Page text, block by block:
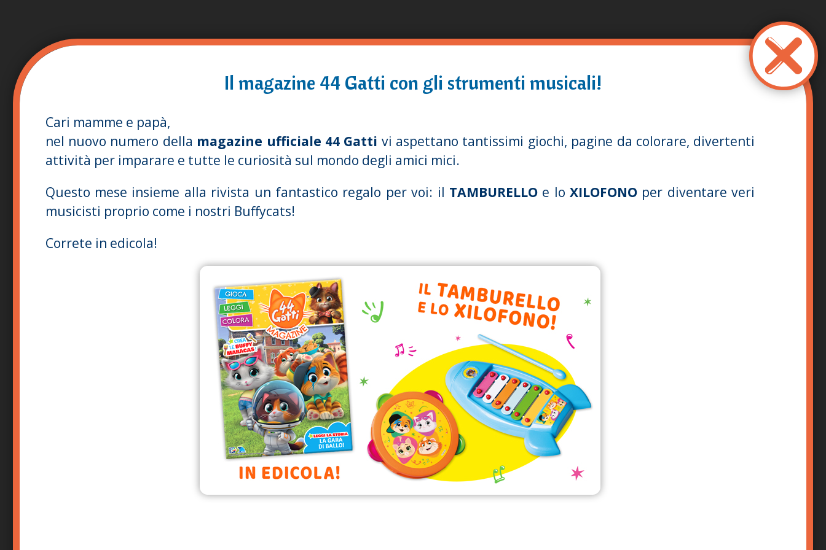
Inhalt
Il magazine 44 Gatti con gli strumenti musicali!
Cari mamme e papà,
nel nuovo numero della magazine ufficiale 44 Gatti vi aspettano tantissimi giochi, pagine da colorare, divertenti
attività per imparare e tutte le curiosità sul mondo degli amici mici.
Questo mese insieme alla rivista un fantastico regalo per voi: il TAMBURELLOe lo XILOFONO per diventare veri
musicisti proprio come i nostri Buffycats!
Correte in edicola!